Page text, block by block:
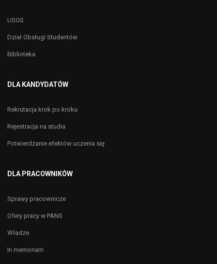
USOS
Dział Obsługi Studentów
Biblioteka
DLA KANDYDATÓW
Rekrutacja krok po kroku
Rejestracja na studia
Potwierdzanie efektów uczenia się
DLA PRACOWNIKÓW
Sprawy pracownicze
Ofery pracy w PANS
Władze
In memoriam